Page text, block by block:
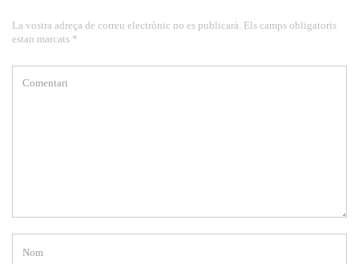
La vostra adreça de correu electrònic no es publicarà. Els camps obligatoris
estan marcats *